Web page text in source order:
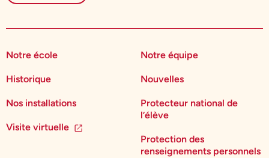
Notre école
Historique
Nos installations
Visite virtuelle
Notre équipe
Nouvelles
Protecteur national de
l’élève
Protection des
renseignements personnels